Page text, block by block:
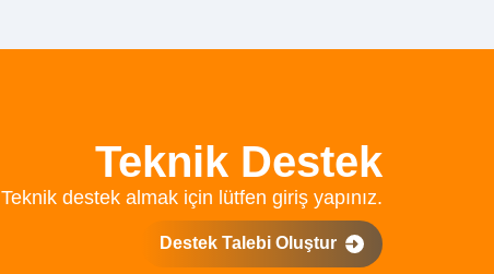
Teknik Destek
Teknik destek almak için lütfen giriş yapınız.
Destek Talebi Oluştur